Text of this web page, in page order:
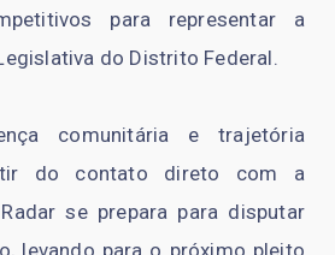
para representar a
do Distrito Federal.
comunitária e trajetória
do contato direto com a
se prepara para disputar
levando para o próximo pleito